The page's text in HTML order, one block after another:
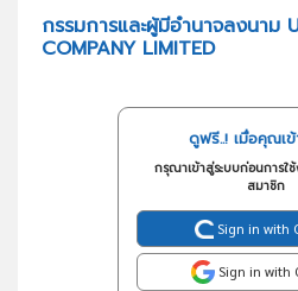
กรรมการและผู้มีอำนาจลงนาม
COMPANY LIMITED
ดูฟรี..! เมื่อคุณเข้
กรุณาเข้าสู่ระบบก่อนการใ
สมาชิก
Sign in with
Sign in with